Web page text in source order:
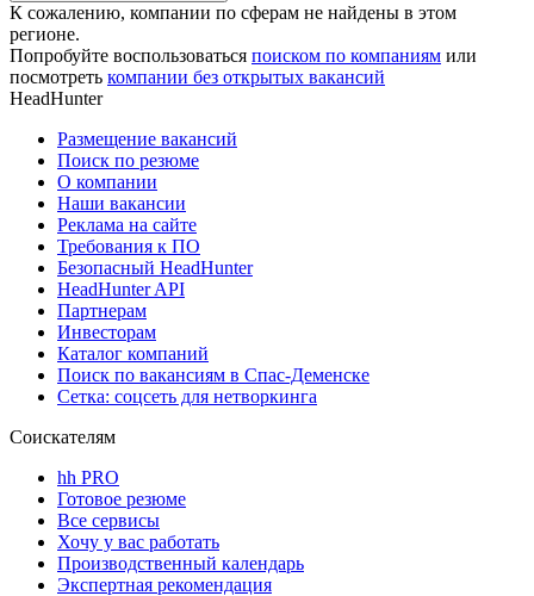
К сожалению, компании по сферам не найдены в этом
регионе.
Попробуйте воспользоваться поиском по компаниям или
посмотреть компании без открытых вакансий
HeadHunter
Размещение вакансий
Поиск по резюме
О компании
Наши вакансии
Реклама на сайте
Требования к ПО
Безопасный HeadHunter
HeadHunter API
Партнерам
Инвесторам
Каталог компаний
Поиск по вакансиям в Спас-Деменске
Сетка: соцсеть для нетворкинга
Соискателям
hh PRO
Готовое резюме
Все сервисы
Хочу у вас работать
Производственный календарь
Экспертная рекомендация